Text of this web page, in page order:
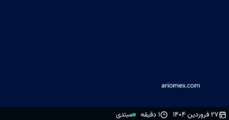
27 فروردین 1404 1 دقیقه مبتدی